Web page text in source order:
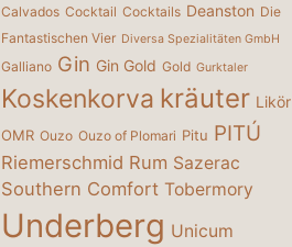
Calvados Cocktail Cocktails Deanston Die
Fantastischen Vier Diversa Spezialitäten GmbH
Galliano Gin Gin Gold Gold Gurktaler
Koskenkorva kräuter Likör
OMR Ouzo Ouzo of Plomari Pitu PITÚ
Riemerschmid Rum Sazerac
Southern Comfort Tobermory
Underberg Unicum